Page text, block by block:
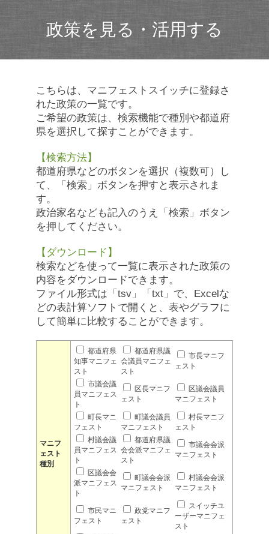
政策を見る・活用する
こちらは、マニフェストスイッチに登録さ
れた政策の一覧です。
ご希望の政策は、検索機能で種別や都道府
県を選択して探すことができます。
【検索方法】
都道府県などのボタンを選択（複数可）し
て、「検索」ボタンを押すと表示されま
す。
政治家名なども記入のうえ「検索」ボタン
を押してください。
【ダウンロード】
検索などを使って一覧に表示された政策の
内容をダウンロードできます。
ファイル形式は「tsv」「txt」で、Excelな
どの表計算ソフトで開くと、表やグラフに
して簡単に比較することができます。
マニフ
ェスト
種別
都道府県
知事マニフェ
スト
都道府県議
会議員マニフェ
スト
市長マニフ
ェスト
市議会議
員マニフェス
ト
区長マニフ
ェスト
区議会議員
マニフェスト
町長マニ
フェスト
町議会議員
マニフェスト
村長マニフ
ェスト
村議会議
員マニフェス
ト
都道府県議
会会派マニフェ
スト
市議会会派
マニフェスト
区議会会
派マニフェス
ト
町議会会派
マニフェスト
村議会会派
マニフェスト
市民マニ
フェスト
政党マニフ
ェスト
スイッチユ
ーザーマニフェ
スト